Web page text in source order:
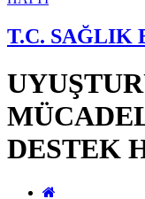
T.C. SAĞLIK
DESTEK